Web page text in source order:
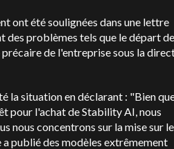
ont été soulignées dans une lettre
des problèmes tels que le départ de
de l'entreprise sous la
la situation en déclarant : "Bien
pour l'achat de Stability AI, nous
nous concentrons sur la mise sur le
publié des modèles extrêmement